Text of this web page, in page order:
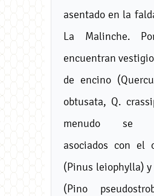
asentado en la
La Malinche.
encuentran
de encino
obtusata, Q.
menudo se
asociados con el
(Pinus leiophylla)
(Pino